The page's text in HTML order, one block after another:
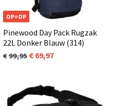
OP=OP
Pinewood Day Pack Rugzak
22L Donker Blauw (314)
99,95 69,97